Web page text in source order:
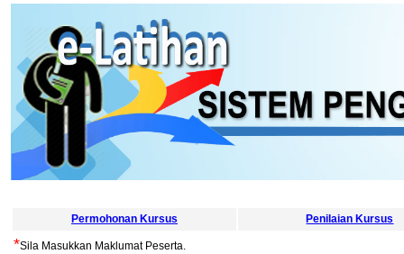
Permohonan Kursus Penilaian Kursus
*Sila Masukkan Maklumat Peserta.